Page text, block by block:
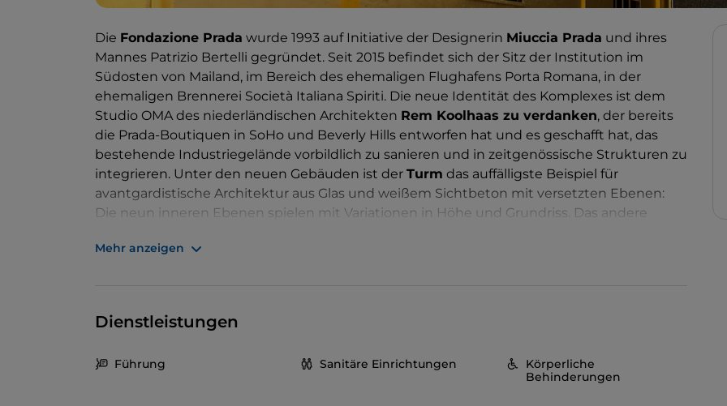
Die Fondazione Prada wurde 1993 auf Initiative der Designerin Miuccia Prada und ihres
Mannes Patrizio Bertelli gegründet. Seit 2015 befindet sich der Sitz der Institution im
Südosten von Mailand, im Bereich des ehemaligen Flughafens Porta Romana, in der
ehemaligen Brennerei Società Italiana Spiriti. Die neue Identität des Komplexes ist dem
Studio OMA des niederländischen Architekten Rem Koolhaas zu verdanken, der bereits
die Prada-Boutiquen in SoHo und Beverly Hills entworfen hat und es geschafft hat, das
bestehende Industriegelände vorbildlich zu sanieren und in zeitgenössische Strukturen zu
integrieren. Unter den neuen Gebäuden ist der Turm das auffälligste Beispiel für
avantgardistische Architektur aus Glas und weißem Sichtbeton mit versetzten Ebenen:
Die neun inneren Ebenen spielen mit Variationen in Höhe und Grundriss. Das andere
war und jetzt außen mit einer Schicht aus Blattgold bedeckt ist.
Mehr anzeigen
Dienstleistungen
Führung Sanitäre Einrichtungen
Körperliche
Behinderungen